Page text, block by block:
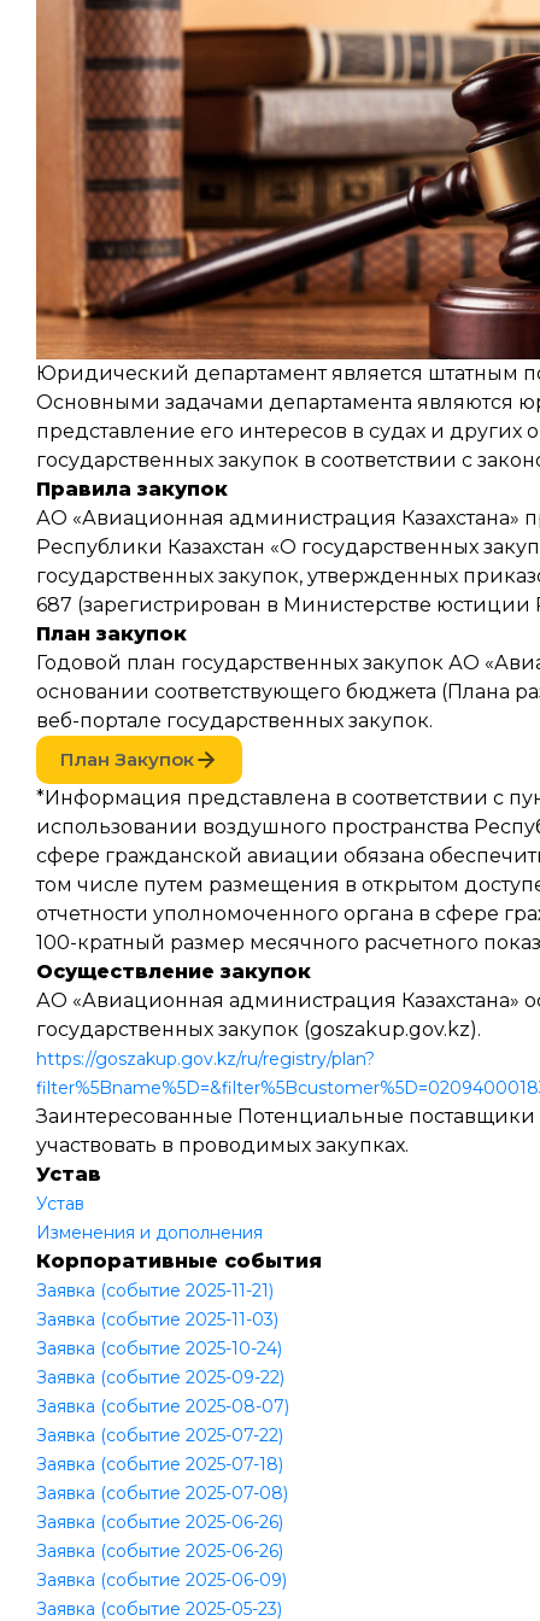
Контакты
Вопросы – Ответы
Безопасность полетов
Безопасность операции на взлетно-
Управление опасностями, создаваемыми
Информационные бюллетени и материалы
Система управления безопасностью
Система обязательного представления
Система добровольного представления
Юридический департамент является штатным
Основными задачами департамента являются
представление его интересов в судах и
государственных закупок в соответствии с
Правила закупок
АО «Авиационная администрация Казахстана»
Республики Казахстан «О государственных
государственных закупок, утвержденных
687 (зарегистрирован в Министерстве юстиции
План закупок
Годовой план государственных закупок АО
основании соответствующего бюджета (Плана
веб-портале государственных закупок.
План Закупок
*Информация представлена в соответствии с
использовании воздушного пространства
сфере гражданской авиации обязана
том числе путем размещения в открытом
отчетности уполномоченного органа в сфере
100-кратный размер месячного расчетного
Осуществление закупок
АО «Авиационная администрация Казахстана»
государственных закупок (goszakup.gov.kz).
https://goszakup.gov.kz/ru/registry/plan?
Заинтересованные Потенциальные поставщики
участвовать в проводимых закупках.
Устав
Устав
Изменения и дополнения
Корпоративные события
Заявка (событие 2025-11-21)
Заявка (событие 2025-11-03)
Заявка (событие 2025-10-24)
Заявка (событие 2025-09-22)
Заявка (событие 2025-08-07)
Заявка (событие 2025-07-22)
Заявка (событие 2025-07-18)
Заявка (событие 2025-07-08)
Заявка (событие 2025-06-26)
Заявка (событие 2025-06-26)
Заявка (событие 2025-06-09)
Заявка (событие 2025-05-23)